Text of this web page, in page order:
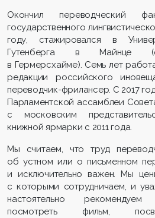
Окончил переводческий
государственного
году, стажировался в
Гутенберга в Майнце
в Гермерсхайме). Семь лет
редакции российского
переводчик-фрилансер. С 2017
Парламентской ассамблеи
с московским
книжной ярмарки с 2011 года.
Мы считаем, что труд
об устном или о письменном
и исключительно важен. Мы
с которыми сотрудничаем, и
настоятельно
посмотреть фильм,